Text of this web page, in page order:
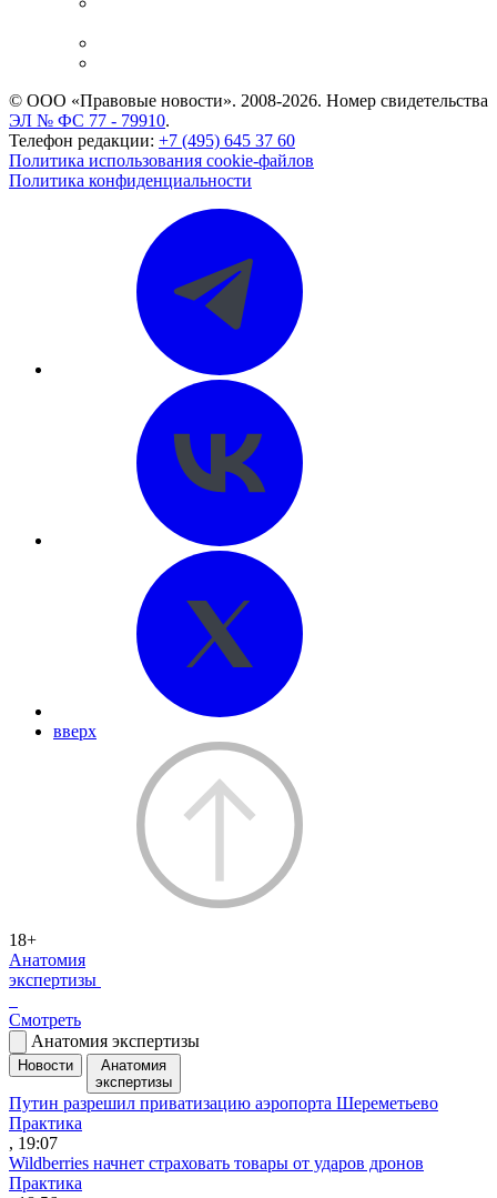
© ООО «Правовые новости». 2008-2026. Номер свидетельства
ЭЛ № ФС 77 - 79910.
Телефон редакции: +7 (495) 645 37 60
Политика использования cookie-файлов
Политика конфиденциальности
вверх
18+
Анатомия
экспертизы
Смотреть
Анатомия экспертизы
Новости
Анатомия
экспертизы
Путин разрешил приватизацию аэропорта Шереметьево
Практика
, 19:07
Wildberries начнет страховать товары от ударов дронов
Практика